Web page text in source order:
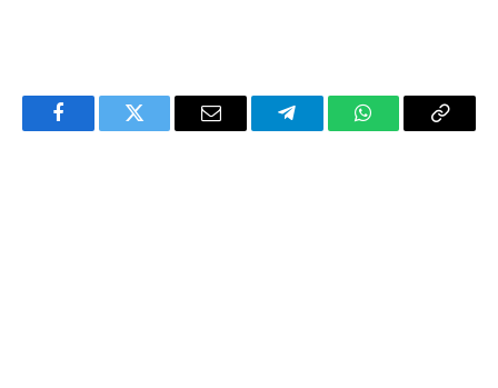
FacebookTwitter Email TelegramWhatsAppCopy